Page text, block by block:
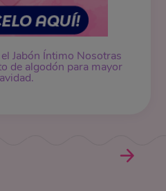
Jabón Íntimo Nosotras
de algodón para mayor